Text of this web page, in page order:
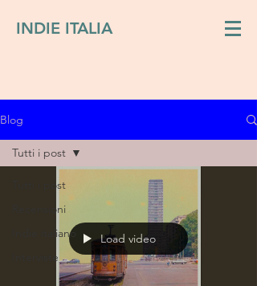
INDIE ITALIA
Blog
Tutti i post
Recensioni
Indie italiano
Interviste
Tutti i post
Load video